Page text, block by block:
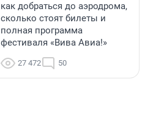
как добраться до аэродрома,
сколько стоят билеты и
полная программа
фестиваля «Вива Авиа!»
27 472 50